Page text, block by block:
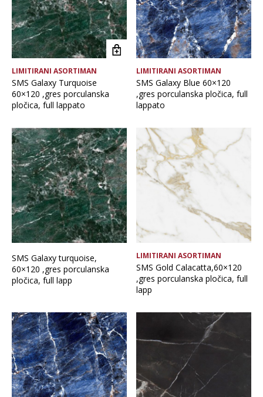
Vrsta asortimana
LIMITIRANI ASORTIMAN
SMS Galaxy Turquoise
60×120 ,gres porculanska
pločica, full lappato
LIMITIRANI ASORTIMAN
SMS Galaxy Blue 60×120
,gres porculanska pločica, full
lappato
SMS Galaxy turquoise,
60×120 ,gres porculanska
pločica, full lapp
LIMITIRANI ASORTIMAN
SMS Gold Calacatta,60×120
,gres porculanska pločica, full
lapp